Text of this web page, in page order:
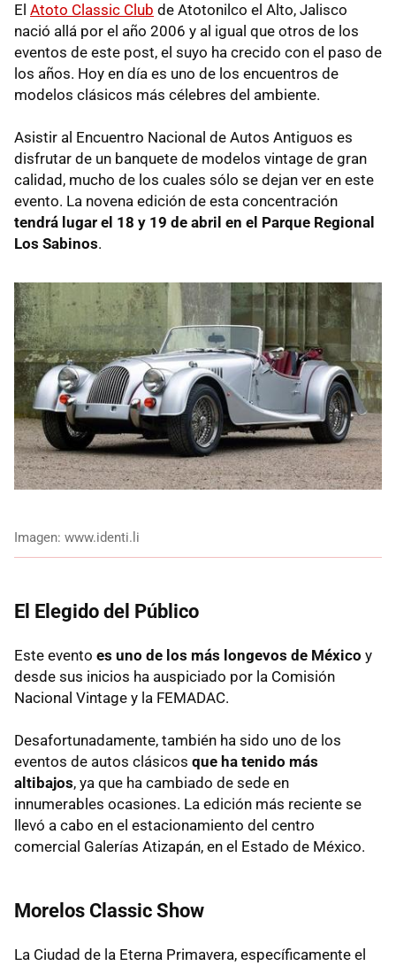
El Atoto Classic Club de Atotonilco el Alto, Jalisco
nació allá por el año 2006 y al igual que otros de los
eventos de este post, el suyo ha crecido con el paso de
los años. Hoy en día es uno de los encuentros de
modelos clásicos más célebres del ambiente.
Asistir al Encuentro Nacional de Autos Antiguos es
disfrutar de un banquete de modelos vintage de gran
calidad, mucho de los cuales sólo se dejan ver en este
evento. La novena edición de esta concentración
tendrá lugar el 18 y 19 de abril en el Parque Regional
Los Sabinos.
Imagen: www.identi.li
El Elegido del Público
Este evento es uno de los más longevos de México y
desde sus inicios ha auspiciado por la Comisión
Nacional Vintage y la FEMADAC.
Desafortunadamente, también ha sido uno de los
eventos de autos clásicos que ha tenido más
altibajos, ya que ha cambiado de sede en
innumerables ocasiones. La edición más reciente se
llevó a cabo en el estacionamiento del centro
comercial Galerías Atizapán, en el Estado de México.
Morelos Classic Show
La Ciudad de la Eterna Primavera, específicamente el